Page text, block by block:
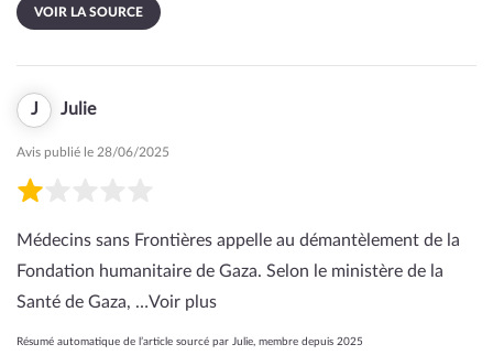
VOIR LA SOURCE
J Julie
Avis publié le 28/06/2025
Médecins sans Frontières appelle au démantèlement de la
Fondation humanitaire de Gaza. Selon le ministère de la
Santé de Gaza, …Voir plus
Résumé automatique de l’article sourcé par Julie, membre depuis 2025